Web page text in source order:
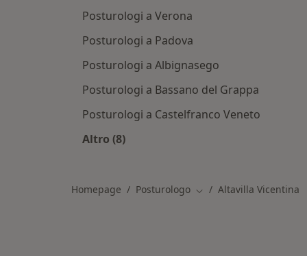
Posturologi a Verona
Posturologi a Padova
Posturologi a Albignasego
Posturologi a Bassano del Grappa
Posturologi a Castelfranco Veneto
Altro (8)
Homepage Posturologo Cambia città
Altavilla Vicentina